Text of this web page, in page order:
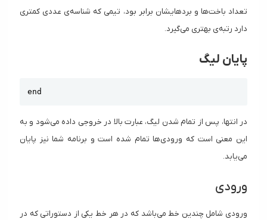
تعداد باخت‌ها و بردهایشان برابر بود، تیمی که شناسه‌ی عددی کمتری
دارد رتبه‌ی بهتری می‌گیرد.
پایان لیگ
end
در انتها، پس از تمام شدن لیگ، عبارت بالا در خروجی داده می‌شود و به
این معنی است که ورودی‌ها تمام شده است و برنامه شما نیز پایان
می‌یابد.
ورودی
ورودی شامل چندین خط می‌باشد که در هر خط یکی از دستوراتی که در